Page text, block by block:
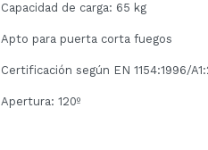
Capacidad de carga: 65 kg
Apto para puerta corta fuegos
Certificación según EN 1154:1996/
Apertura: 120º